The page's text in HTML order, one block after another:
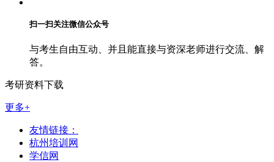
扫一扫关注微信公众号
与考生自由互动、并且能直接与资深老师进行交流、解
答。
考研资料下载
更多+
友情链接：
杭州培训网
学信网